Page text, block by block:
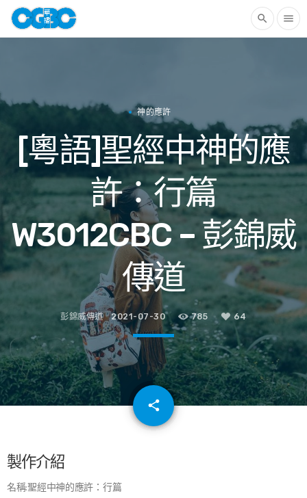
search menu
神的應許
[粵語]聖經中神的應
許：行篇
W3012CBC – 彭錦威
傳道
彭錦威傳道 2021-07-30 785 64
share
email
製作介紹
名稱:聖經中神的應許：行篇